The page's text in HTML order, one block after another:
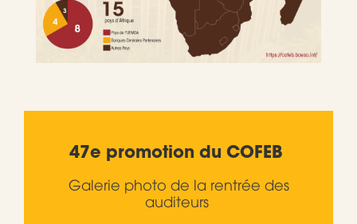
47e promotion du COFEB
Galerie photo de la rentrée des
auditeurs